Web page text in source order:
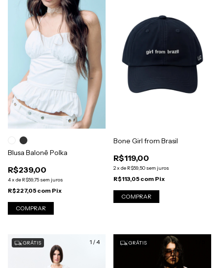
Blusa Balonê Polka
R$239,00
4x de R$59,75 sem juros
R$227,05 com Pix
COMPRAR
Bone Girl from Brasil
R$119,00
2x de R$59,50 sem juros
R$113,05 com Pix
1 /4
GRÁTIS GRÁTIS